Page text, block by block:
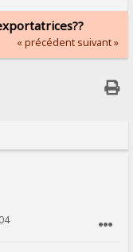
« précédent suivant »